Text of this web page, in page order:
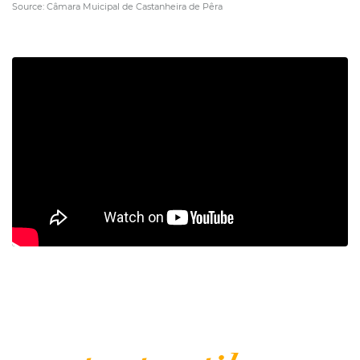
Source: Câmara Muicipal de Castanheira de Pêra